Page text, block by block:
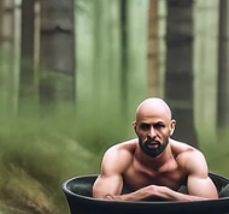
(2019)
दिसंबर 2019
₹121.58 करोड़
₹146.11 करोड़
Hit